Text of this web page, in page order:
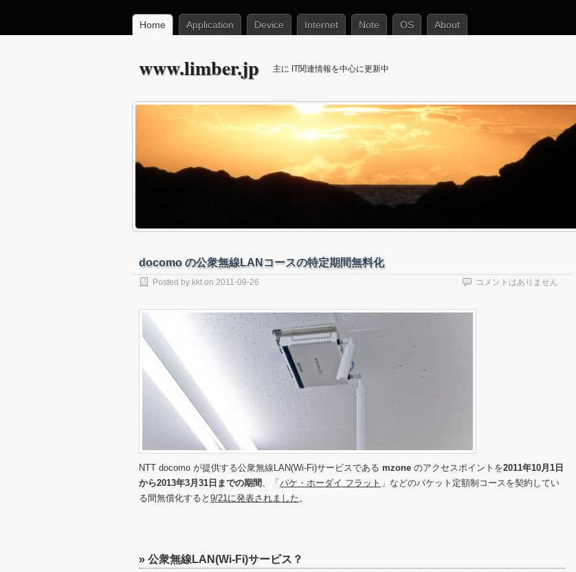
Home Application Device Internet Note OS About
www.limber.jp 主に IT関連情報を中心に更新中
docomo の公衆無線LANコースの特定期間無料化
Posted by kkt on 2011-09-26 コメントはありません
NTT docomo が提供する公衆無線LAN(Wi-Fi)サービスである mzone のアクセスポイントを2011年10月1日
から2013年3月31日までの期間 、「 パケ・ホーダイ フラット 」などのパケット定額制コースを契約してい
る間無償化すると 9/21に発表されました。
» 公衆無線LAN(Wi-Fi)サービス？